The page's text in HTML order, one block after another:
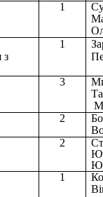
1
з
1
3
2
2
1